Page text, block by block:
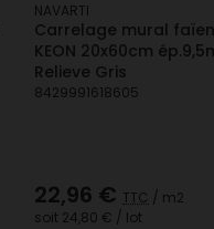
NAVARTI
Carrelage mural
KEON 20x60cm
Relieve Gris
8429991618605
22,96 € TTC / m2
soit 24,80 € / lot